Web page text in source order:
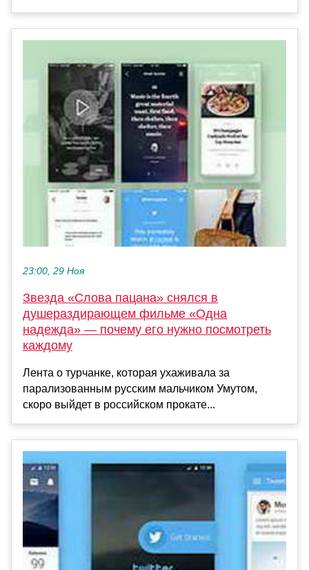
23:00, 29 Ноя
Звезда «Слова пацана» снялся в
душераздирающем фильме «Одна
надежда» — почему его нужно посмотреть
каждому
Лента о турчанке, которая ухаживала за
парализованным русским мальчиком Умутом,
скоро выйдет в российском прокате...